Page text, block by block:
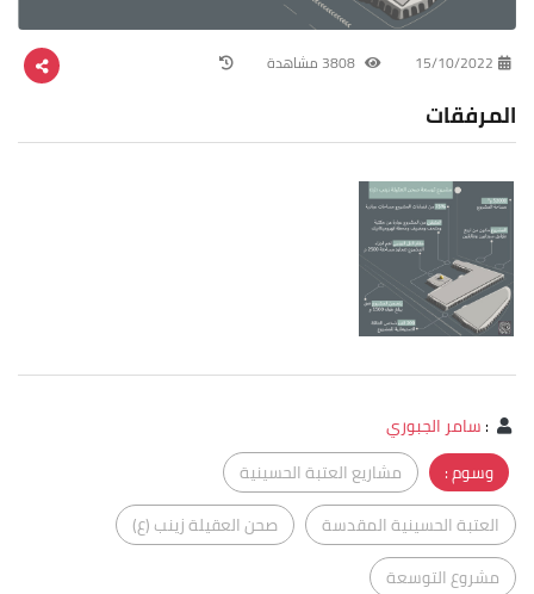
15/10/2022
المرفقات
:سامر الجبوري
وسوم :
مشاريع العتبة الحسينية
العتبة الحسينية المقدسة
صحن العقيلة زينب (ع)
مشروع التوسعة